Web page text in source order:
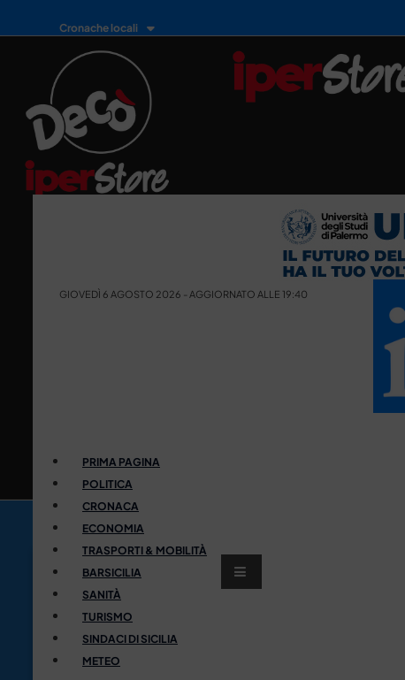
Cronache locali
GIOVEDÌ 6 AGOSTO 2026 - AGGIORNATO ALLE 19:40
PRIMA PAGINA
POLITICA
CRONACA
ECONOMIA
TRASPORTI & MOBILITÀ
BARSICILIA
SANITÀ
TURISMO
SINDACI DI SICILIA
METEO